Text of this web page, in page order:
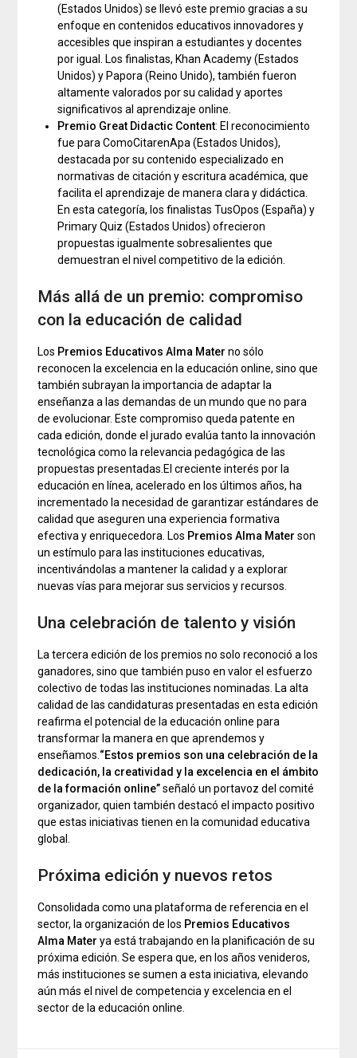
(Estados Unidos) se llevó este premio gracias a su
enfoque en contenidos educativos innovadores y
accesibles que inspiran a estudiantes y docentes
por igual. Los finalistas, Khan Academy (Estados
Unidos) y Papora (Reino Unido), también fueron
altamente valorados por su calidad y aportes
significativos al aprendizaje online.
Premio Great Didactic Content: El reconocimiento
fue para ComoCitarenApa (Estados Unidos),
destacada por su contenido especializado en
normativas de citación y escritura académica, que
facilita el aprendizaje de manera clara y didáctica.
En esta categoría, los finalistas TusOpos (España) y
Primary Quiz (Estados Unidos) ofrecieron
propuestas igualmente sobresalientes que
demuestran el nivel competitivo de la edición.
Más allá de un premio: compromiso
con la educación de calidad
Los Premios Educativos Alma Mater no sólo
reconocen la excelencia en la educación online, sino que
también subrayan la importancia de adaptar la
enseñanza a las demandas de un mundo que no para
de evolucionar. Este compromiso queda patente en
cada edición, donde el jurado evalúa tanto la innovación
tecnológica como la relevancia pedagógica de las
propuestas presentadas.El creciente interés por la
educación en línea, acelerado en los últimos años, ha
incrementado la necesidad de garantizar estándares de
calidad que aseguren una experiencia formativa
efectiva y enriquecedora. Los Premios Alma Mater son
un estímulo para las instituciones educativas,
incentivándolas a mantener la calidad y a explorar
nuevas vías para mejorar sus servicios y recursos.
Una celebración de talento y visión
La tercera edición de los premios no solo reconoció a los
ganadores, sino que también puso en valor el esfuerzo
colectivo de todas las instituciones nominadas. La alta
calidad de las candidaturas presentadas en esta edición
reafirma el potencial de la educación online para
transformar la manera en que aprendemos y
enseñamos.“Estos premios son una celebración de la
dedicación, la creatividad y la excelencia en el ámbito
de la formación online”señaló un portavoz del comité
organizador, quien también destacó el impacto positivo
que estas iniciativas tienen en la comunidad educativa
global.
Próxima edición y nuevos retos
Consolidada como una plataforma de referencia en el
sector, la organización de los Premios Educativos
Alma Mater ya está trabajando en la planificación de su
próxima edición. Se espera que, en los años venideros,
más instituciones se sumen a esta iniciativa, elevando
aún más el nivel de competencia y excelencia en el
sector de la educación online.